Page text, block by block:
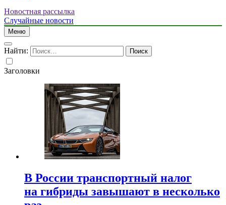
Новостная рассылка
Случайные новости
Меню
Найти:
Заголовки
В России транспортный налог
на гибриды завышают в несколько